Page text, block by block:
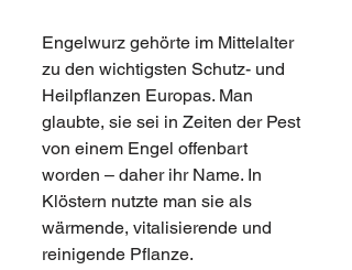
Engelwurz gehörte im Mittelalter
zu den wichtigsten Schutz- und
Heilpflanzen Europas. Man
glaubte, sie sei in Zeiten der Pest
von einem Engel offenbart
worden – daher ihr Name. In
Klöstern nutzte man sie als
wärmende, vitalisierende und
reinigende Pflanze.